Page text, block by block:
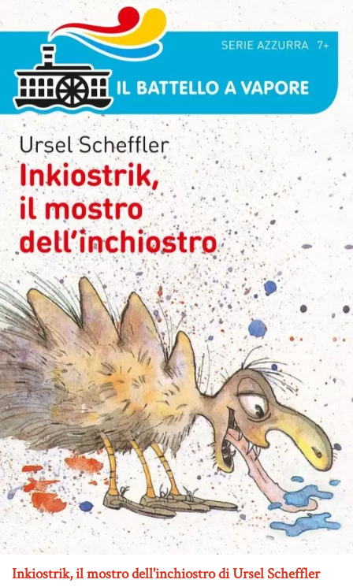
Inkiostrik, il mostro dell'inchiostro di Ursel Scheffler